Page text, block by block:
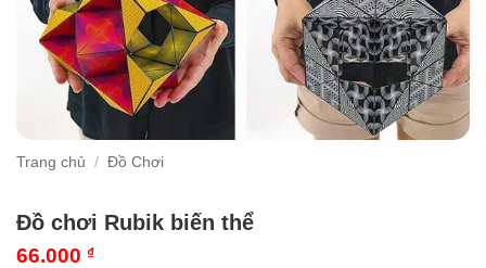
Trang chủ / Đồ Chơi
Đồ chơi Rubik biến thể
66.000 ₫